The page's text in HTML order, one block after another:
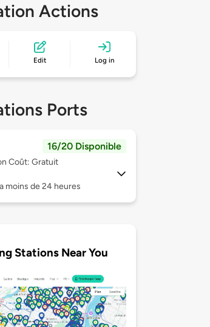
Actions
Edit Log in
Ports
16/20 Disponible
Coût: Gratuit
moins de 24 heures
Stations Near You